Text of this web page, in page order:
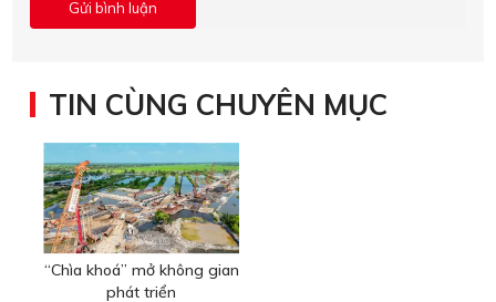
TIN CÙNG CHUYÊN MỤC
“Chìa khoá” mở không gian
phát triển